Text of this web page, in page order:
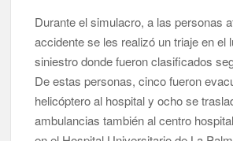
Durante el simulacro, a las personas
accidente se les realizó un triaje en el
siniestro donde fueron clasificados
De estas personas, cinco fueron
helicóptero al hospital y ocho se
ambulancias también al centro